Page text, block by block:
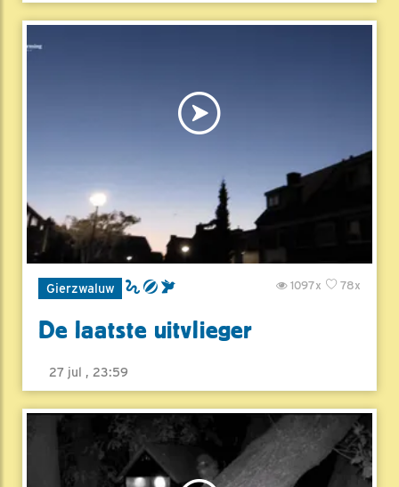
Gierzwaluw 78x
1097x
De laatste uitvlieger
27 jul , 23:59